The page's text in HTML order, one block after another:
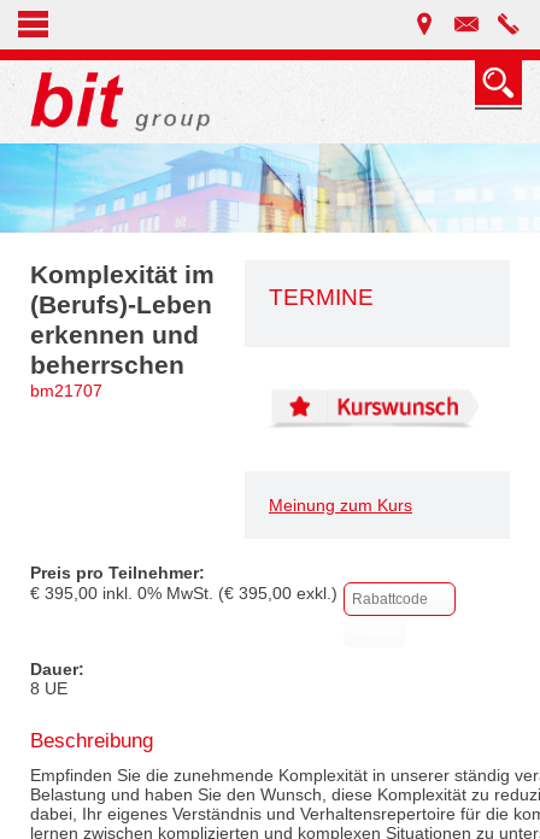
TERMINE
Meinung zum Kurs
Komplexität im
(Berufs)-Leben
erkennen und
beherrschen
bm21707
Preis pro Teilnehmer:
€ 395,00 inkl. 0% MwSt. (€ 395,00 exkl.)
Dauer:
8 UE
Beschreibung
Empfinden Sie die zunehmende Komplexität in unserer ständig
Belastung und haben Sie den Wunsch, diese Komplexität zu
dabei, Ihr eigenes Verständnis und Verhaltensrepertoire für die
lernen zwischen komplizierten und komplexen Situationen zu